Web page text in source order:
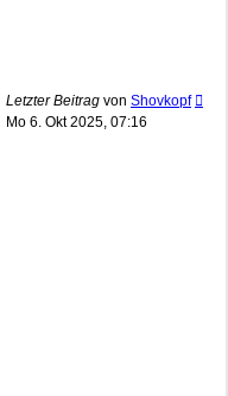
Letzter Beitrag von Shovkopf
Mo 6. Okt 2025, 07:16